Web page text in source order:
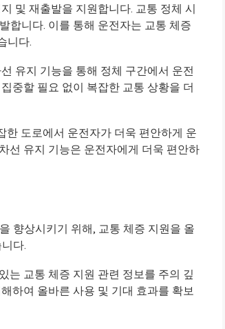
및 재출발을 지원합니다. 교통 정체 시
합니다. 이를 통해 운전자는 교통 체증
니다.
유지 기능을 통해 정체 구간에서 운전
중할 필요 없이 복잡한 교통 상황을 더
도로에서 운전자가 더욱 편안하게 운
선 유지 기능은 운전자에게 더욱 편안하
향상시키기 위해, 교통 체증 지원을 올
다.
는 교통 체증 지원 관련 정보를 주의 깊
하여 올바른 사용 및 기대 효과를 확보